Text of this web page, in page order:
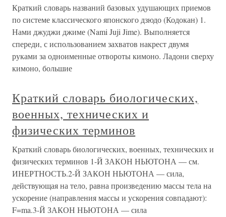
Краткий словарь названий базовых удушающих приемов
по системе классического японского дзюдо (Кодокан) 1.
Нами джуджи джиме (Nami Juji Jime). Выполняется
спереди, с использованием захватов накрест двумя
руками за одноименные отвороты кимоно. Ладони сверху
кимоно, большие
Краткий словарь биологических,
военных, технических и
физических терминов
Краткий словарь биологических, военных, технических и
физических терминов 1-Й ЗАКОН НЬЮТОНА — см.
ИНЕРТНОСТЬ.2-Й ЗАКОН НЬЮТОНА — сила,
действующая на тело, равна произведению массы тела на
ускорение (направления массы и ускорения совпадают):
F=ma.3-Й ЗАКОН НЬЮТОНА — сила